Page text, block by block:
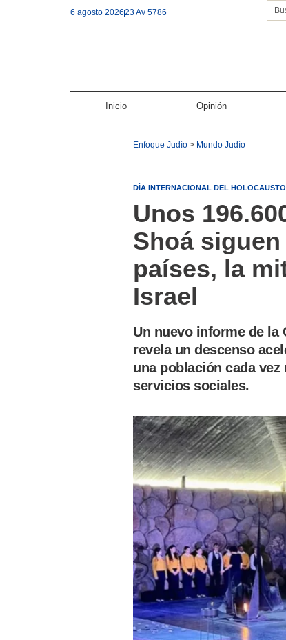
6 agosto 202623 Av 5786
Inicio Opinión
Enfoque Judío > Mundo Judío
DÍA INTERNACIONAL DEL HOLOCAUSTO
Unos
Shoá
países, la
Israel
Un nuevo informe de la
revela un descenso
una población cada
servicios sociales.